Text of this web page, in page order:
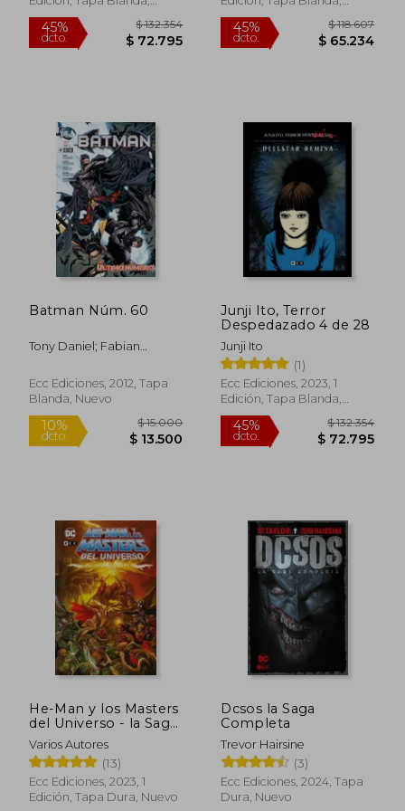
45%
dcto.
45%
dcto. $
Nuevo
45%
dcto.
Nuevo
45%
dcto.
Batman Núm. 60
Tony Daniel; Fabian
Ecc Ediciones, 2012, Tapa
Blanda, Nuevo
Junji Ito, Terror
Despedazado 4 de 28
Junji Ito
(1)
Ecc Ediciones, 2023, 1
Edición, Tapa Blanda,
Nuevo
He-Man y los Masters
del Universo - la Saga
Completa
Varios Autores
(13)
Ecc Ediciones, 2023, 1
Edición, Tapa Dura, Nuevo
Dcsos la Saga
Completa
Trevor Hairsine
(3)
Ecc Ediciones, 2024, Tapa
Dura, Nuevo